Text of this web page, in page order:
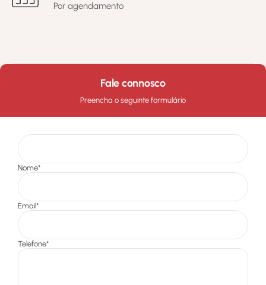
Por agendamento
Fale connosco
Preencha o seguinte formulário